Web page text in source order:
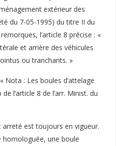
extérieur des
du 7-05-1995) du titre II du
l’article 8 précise : «
et arrière des véhicules
ou tranchants. »
: Les boules d’attelage
l’article 8 de l’arr. Minist. du
arreté est toujours en vigueur.
homologuée, une boule